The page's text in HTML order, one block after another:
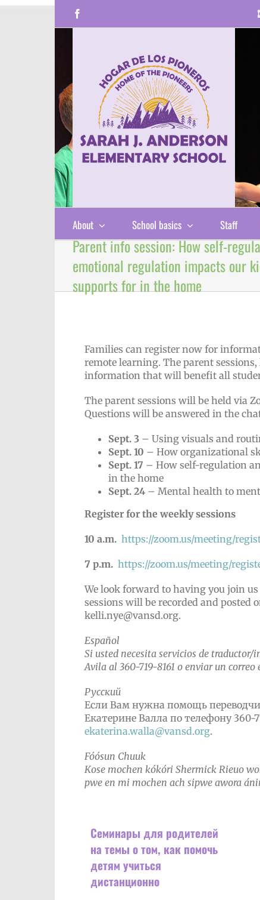
Skip
About School basics Staff
Parent info session: How self-
emotional regulation impacts our
supports for in the home
Families can register now for
remote learning. The parent
information that will benefit all
The parent sessions will be held via
Questions will be answered in the
Sept. 3 – Using visuals and
Sept. 10 – How organizational
Sept. 17 – How self-regulation
in the home
Sept. 24 – Mental health to
Register for the weekly sessions
10 a.m. https://zoom.us/meeting/
7 p.m. https://zoom.us/meeting/
We look forward to having you join
sessions will be recorded and posted
kelli.nye@vansd.org.
Español
Si usted necesita servicios de
Avila al 360-719-8161 o enviar un correo
Русский
Если Вам нужна помощь
Екатерине Валла по телефону 360-
ekaterina.walla@vansd.org.
Fóósun Chuuk
Kose mochen kókóri Shermick Rieuo
pwe en mi mochen ach sipwe awora
Семинары для родителей
на темы о том, как помочь
детям учиться
дистанционно